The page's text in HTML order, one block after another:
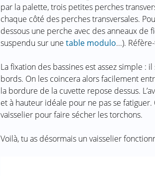
par la palette, trois petites perches
chaque côté des perches transversales.
dessous une perche avec des anneaux de
suspendu sur une table modulo...).
La fixation des bassines est assez simple :
bords. On les coincera alors facilement
la bordure de la cuvette repose dessus.
et à hauteur idéale pour ne pas se
vaisselier pour faire sécher les torchons.
Voilà, tu as désormais un vaisselier